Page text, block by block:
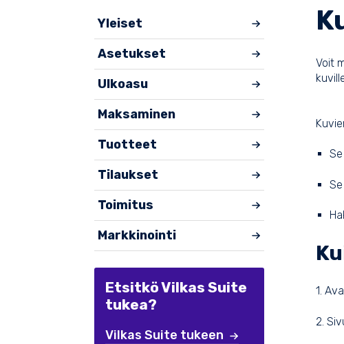
Yleiset
Asetukset
Ulkoasu
Maksaminen
Tuotteet
Tilaukset
Toimitus
Markkinointi
Etsitkö Vilkas Suite
tukea?
Vilkas Suite tukeen
Voit
1.
2.